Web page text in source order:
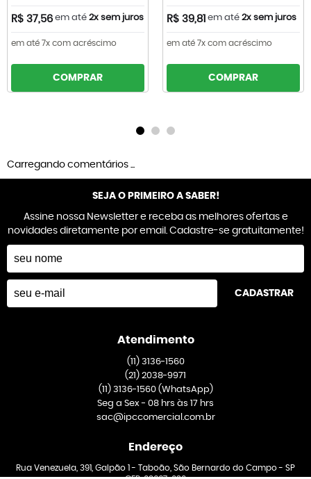
R$ 37,56 em até 2x sem juros
em até 7x com acréscimo
COMPRAR
R$ 39,81 em até 2x sem juros
em até 7x com acréscimo
COMPRAR
Carregando comentários ...
SEJA O PRIMEIRO A SABER!
Assine nossa Newsletter e receba as melhores ofertas e
novidades diretamente por email. Cadastre-se gratuitamente!
CADASTRAR
Atendimento
(11)3136-1560
(21) 2038-9971
(11)3136-1560 (WhatsApp)
Seg a Sex - 08 hrs às 17 hrs
sac@ipccomercial.com.br
Endereço
Rua Venezuela, 391, Galpão 1 - Taboão, São Bernardo do Campo- SP